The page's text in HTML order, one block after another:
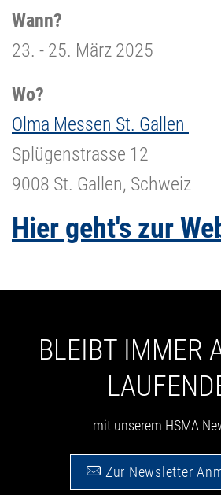
Wann?
23. - 25. März 2025
Wo?
Olma Messen St. Gallen
Splügenstrasse 12
9008 St. Gallen, Schweiz
Hier geht's zur
BLEIBT IMMER
mit unserem HSMA
Zur Newsletter